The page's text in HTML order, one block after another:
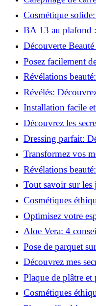
astuces
Cosmétique
beauté pour zéro
BA 13 au plafond
coller ?
Découverte
Glamour !
Posez facilement
Transformez votre
Révélations
insoupçonnées de
Révélés:
l'huile de ricin!
Installation facile
luminaire au
Découvrez les
Pourquoi vous
Dressing parfait:
rangement optimal!
Transformez vos
installer des
Révélations
transforme votre
Tout savoir sur les
questions clés
Cosmétiques
routine beauté!
Optimisez votre
rampant à portes
Aloe Vera: 4
parfait!
Pose de parquet
pour un sol parfait!
Découvrez mes
vertus du raisin!
Plaque de plâtre
à les coller
Cosmétiques
transformer votre